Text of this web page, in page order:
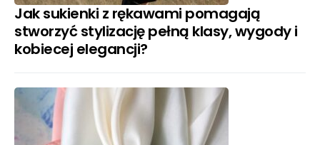
Jak sukienki z rękawami pomagają
stworzyć stylizację pełną klasy, wygody i
kobiecej elegancji?